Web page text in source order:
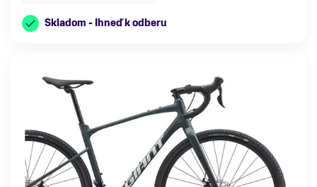
Skladom - Ihneď k odberu